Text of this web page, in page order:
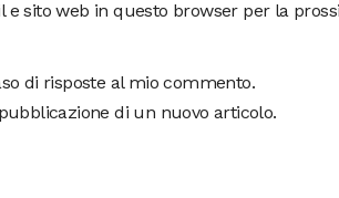
e sito web in questo browser per la
di risposte al mio commento.
di un nuovo articolo.